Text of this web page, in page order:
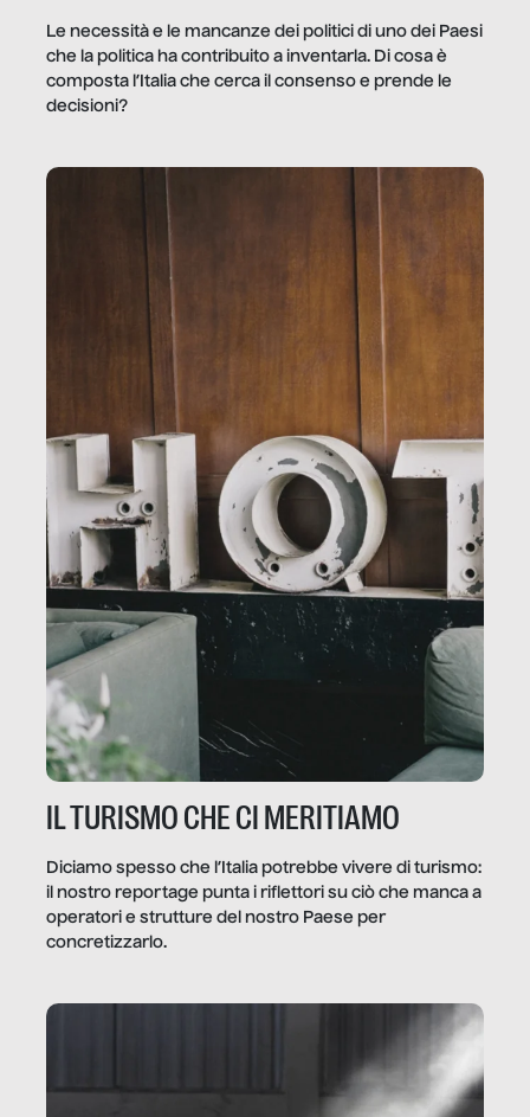
Le necessità e le mancanze dei politici di uno dei Paesi
che la politica ha contribuito a inventarla. Di cosa è
composta l’Italia che cerca il consenso e prende le
decisioni?
IL TURISMO CHE CI MERITIAMO
Diciamo spesso che l’Italia potrebbe vivere di turismo:
il nostro reportage punta i riflettori su ciò che manca a
operatori e strutture del nostro Paese per
concretizzarlo.